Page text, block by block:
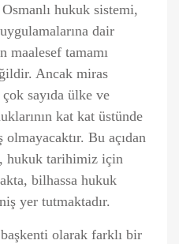
hukuk sistemi,
dair
maalesef tamamı
Ancak miras
sayıda ülke ve
kat kat üstünde
Bu açıdan
hukuk tarihimiz için
bilhassa hukuk
yer tutmaktadır.
olarak farklı bir